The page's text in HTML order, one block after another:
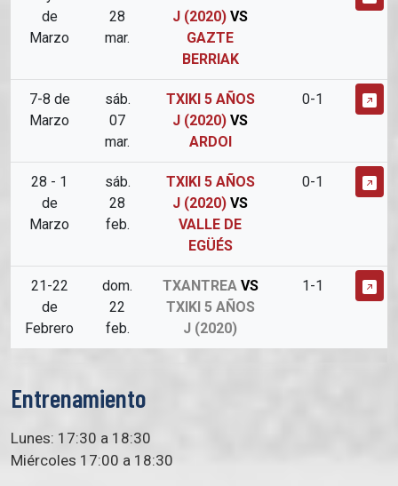
de
Marzo
28
mar.
J (2020) VS
GAZTE
BERRIAK
7-8 de
Marzo
sáb.
07
mar.
TXIKI 5 AÑOS
J (2020) VS
ARDOI
0-1
28 - 1
de
Marzo
sáb.
28
feb.
TXIKI 5 AÑOS
J (2020) VS
VALLE DE
EGÜÉS
0-1
21-22
de
Febrero
dom.
22
feb.
TXANTREA VS
TXIKI 5 AÑOS
J (2020)
1-1
Entrenamiento
Lunes: 17:30 a 18:30
Miércoles 17:00 a 18:30